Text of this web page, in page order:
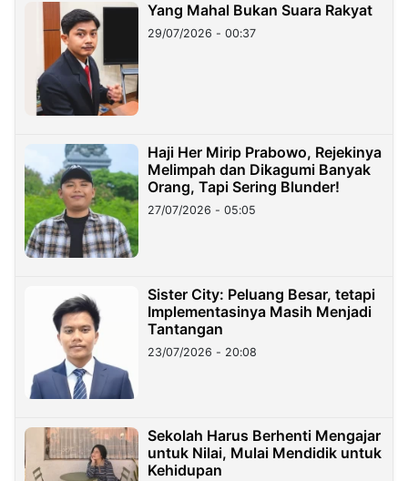
Yang Mahal Bukan Suara Rakyat
29/07/2026 - 00:37
Haji Her Mirip Prabowo, Rejekinya
Melimpah dan Dikagumi Banyak
Orang, Tapi Sering Blunder!
27/07/2026 - 05:05
Sister City: Peluang Besar, tetapi
Implementasinya Masih Menjadi
Tantangan
23/07/2026 - 20:08
Sekolah Harus Berhenti Mengajar
untuk Nilai, Mulai Mendidik untuk
Kehidupan